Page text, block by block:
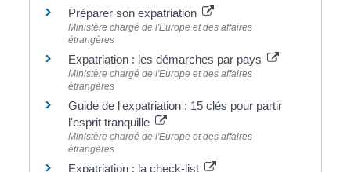
Préparer son expatriation
Ministère chargé de l'Europe et des affaires
étrangères
Expatriation : les démarches par pays
Ministère chargé de l'Europe et des affaires
étrangères
Guide de l'expatriation : 15 clés pour partir
l'esprit tranquille
Ministère chargé de l'Europe et des affaires
étrangères
Expatriation : la check-list